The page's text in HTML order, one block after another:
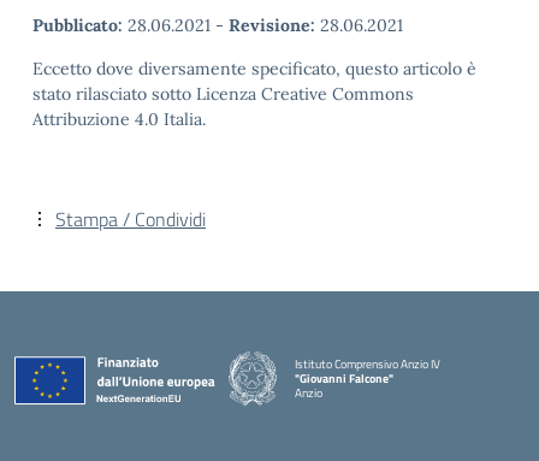
Pubblicato: 28.06.2021 - Revisione: 28.06.2021
Eccetto dove diversamente specificato, questo articolo è
stato rilasciato sotto Licenza Creative Commons
Attribuzione 4.0 Italia.
Stampa / Condividi
Istituto Comprensivo Anzio IV
"Giovanni Falcone"
Anzio